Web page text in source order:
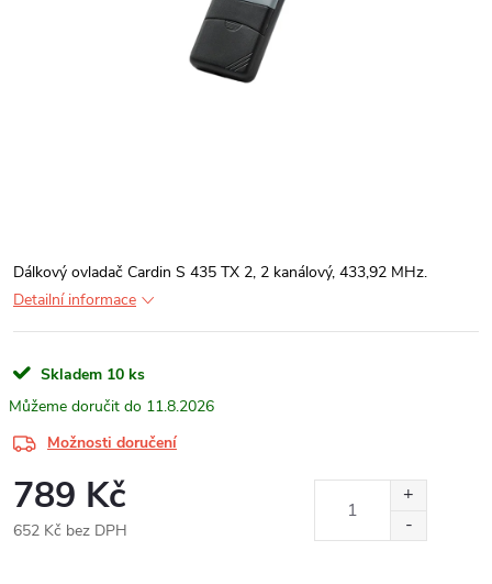
Dálkový ovladač Cardin S 435 TX 2, 2 kanálový, 433,92 MHz.
Detailní informace
Skladem 10 ks
11.8.2026
Možnosti doručení
789 Kč
652 Kč bez DPH